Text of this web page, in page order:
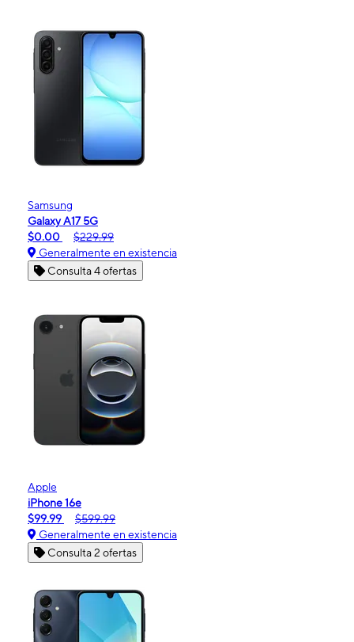
Samsung
Galaxy A17 5G
$0.00
$229.99
Generalmente en existencia
Consulta 4 ofertas
Apple
iPhone 16e
$99.99
$599.99
Generalmente en existencia
Consulta 2 ofertas